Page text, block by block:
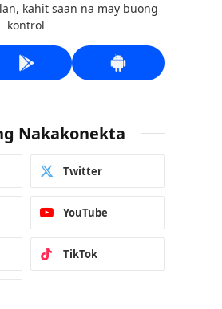
kahit saan na may buong
kontrol
Nakakonekta
Twitter
YouTube
TikTok